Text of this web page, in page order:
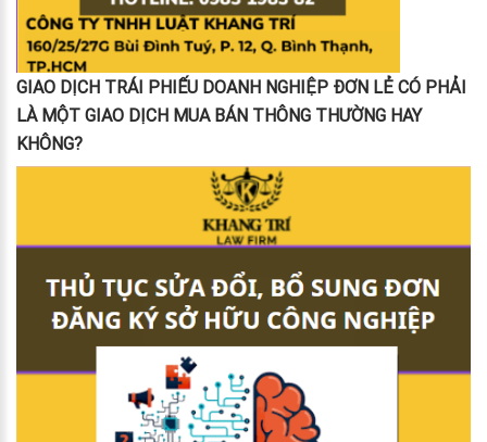
GIAO DỊCH TRÁI PHIẾU DOANH NGHIỆP ĐƠN LẺ CÓ PHẢI
LÀ MỘT GIAO DỊCH MUA BÁN THÔNG THƯỜNG HAY
KHÔNG?